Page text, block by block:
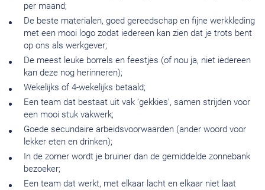
per maand;
De beste materialen, goed gereedschap en fijne werkkleding
met een mooi logo zodat iedereen kan zien dat je trots bent
op ons als werkgever;
De meest leuke borrels en feestjes (of nou ja, niet iedereen
kan deze nog herinneren);
Wekelijks of 4-wekelijks betaald;
Een team dat bestaat uit vak ‘gekkies’, samen strijden voor
een mooi stuk vakwerk;
Goede secundaire arbeidsvoorwaarden (ander woord voor
lekker eten en drinken);
In de zomer wordt je bruiner dan de gemiddelde zonnebank
bezoeker;
Een team dat werkt, met elkaar lacht en elkaar niet laat